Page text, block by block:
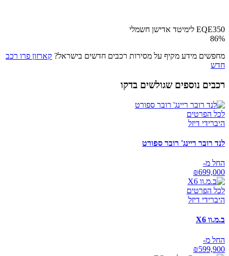
EQE350 לימיטד אדישן חשמלי
86%
מחפשים מידע מקיף על מסירות רכבים חדשים בישראל? קארזון פרו רכב
חדש
רכבים נוספים שגולשים בדקו
לכל הפרטים
היברידי דיזל
לנד רובר ריינג' רובר ספורט
החל מ-
₪699,000
לכל הפרטים
היברידי דיזל
ב.מ.וו X6
החל מ-
₪599,900